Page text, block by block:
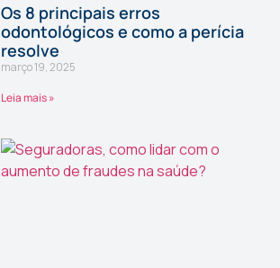
Os 8 principais erros
odontológicos e como a perícia
resolve
março 19, 2025
Leia mais »